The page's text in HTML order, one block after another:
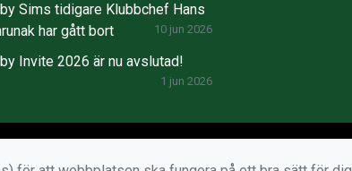
Sims tidigare Klubbchef Hans
har gått bort
10 jun 2026
Invite 2026 är nu avslutad!
1 jun 2026